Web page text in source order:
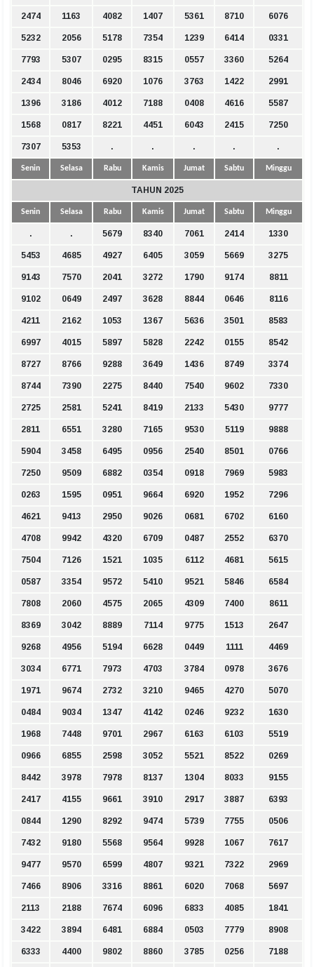
2474 1163 4082 1407 5361 8710 6076
5232 2056 5178 7354 1239 6414 0331
7793 5307 0295 8315 0557 3360 5264
2434 8046 6920 1076 3763 1422 2991
1396 3186 4012 7188 0408 4616 5587
1568 0817 8221 4451 6043 2415 7250
7307 5353 . . . . .
Senin Selasa Rabu Kamis Jumat Sabtu Minggu
TAHUN 2025
Senin Selasa Rabu Kamis Jumat Sabtu Minggu
. . 5679 8340 7061 2414 1330
5453 4685 4927 6405 3059 5669 3275
9143 7570 2041 3272 1790 9174 8811
9102 0649 2497 3628 8844 0646 8116
4211 2162 1053 1367 5636 3501 8583
6997 4015 5897 5828 2242 0155 8542
8727 8766 9288 3649 1436 8749 3374
8744 7390 2275 8440 7540 9602 7330
2725 2581 5241 8419 2133 5430 9777
2811 6551 3280 7165 9530 5119 9888
5904 3458 6495 0956 2540 8501 0766
7250 9509 6882 0354 0918 7969 5983
0263 1595 0951 9664 6920 1952 7296
4621 9413 2950 9026 0681 6702 6160
4708 9942 4320 6709 0487 2552 6370
7504 7126 1521 1035 6112 4681 5615
0587 3354 9572 5410 9521 5846 6584
7808 2060 4575 2065 4309 7400 8611
8369 3042 8889 7114 9775 1513 2647
9268 4956 5194 6628 0449 1111 4469
3034 6771 7973 4703 3784 0978 3676
1971 9674 2732 3210 9465 4270 5070
0484 9034 1347 4142 0246 9232 1630
1968 7448 9701 2967 6163 6103 5519
0966 6855 2598 3052 5521 8522 0269
8442 3978 7978 8137 1304 8033 9155
2417 4155 9661 3910 2917 3887 6393
0844 1290 8292 9474 5739 7755 0506
7432 9180 5568 9564 9928 1067 7617
9477 9570 6599 4807 9321 7322 2969
7466 8906 3316 8861 6020 7068 5697
2113 2188 7674 6096 6833 4085 1841
3422 3894 6481 6884 0503 7779 8908
6333 4400 9802 8860 3785 0256 7188